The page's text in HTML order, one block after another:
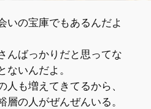
いの宝庫でもあるんだよ
んばっかりだと思ってな
ないんだよ。
人も増えてきてるから、
層の人がぜんぜんいる。